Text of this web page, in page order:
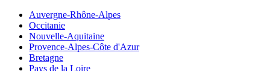
Auvergne-Rhône-Alpes
Occitanie
Nouvelle-Aquitaine
Provence-Alpes-Côte d'Azur
Bretagne
Pays de la Loire